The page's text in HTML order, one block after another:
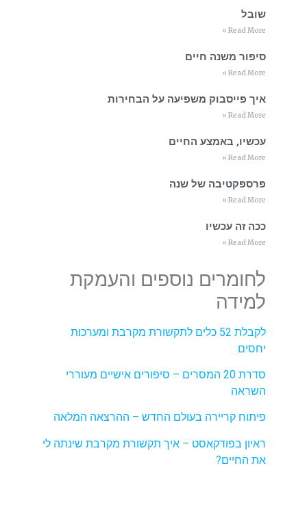
שובל
Read More »
סיפור משנה חיים
Read More »
איך פייסבוק משפיעה על הבחירות
Read More »
עכשיו, באמצע החיים
Read More »
פרספקטיבה של שנה
Read More »
ככה זה עכשיו
Read More »
לחומרים נוספים והעמקת
למידה
לקבלת 52 כלים לתקשורת מקרבת ומערכות
יחסים
סדרת 20 המסרים – סיפורים אישיים מעוררי
השראה
פיתוח קריירה בעולם החדש – ההרצאה המלאה
ראיון בפודקאסט – איך תקשורת מקרבת שינתה לי
את החיים?